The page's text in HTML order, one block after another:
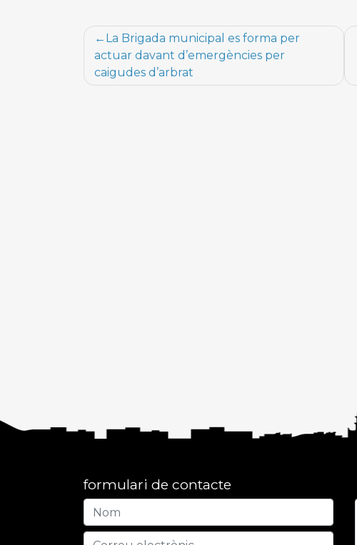
Navegació
d'entrades
La Brigada municipal es forma per
actuar davant d’emergències per
caigudes d’arbrat
formulari de contacte